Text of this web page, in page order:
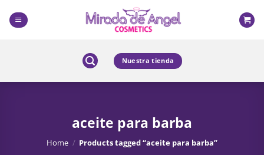
content
Nuestra tienda
aceite para barba
Home / Products tagged “aceite para barba”